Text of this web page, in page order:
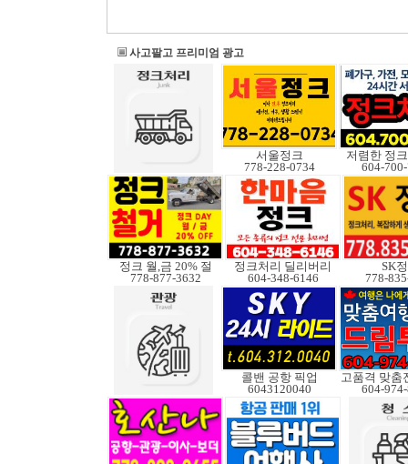
사고팔고 프리미엄 광고
서울정크
778-228-0734
저렴한 정
604-
정크 월,금 20% 절
778-877-3632
정크처리 딜리버리
604-348-6146
SK
778-
콜밴 공항 픽업
6043120040
604-